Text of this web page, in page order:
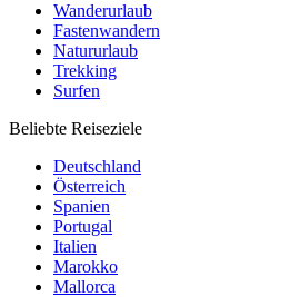
Wanderurlaub
Fastenwandern
Natururlaub
Trekking
Surfen
Beliebte Reiseziele
Deutschland
Österreich
Spanien
Portugal
Italien
Marokko
Mallorca